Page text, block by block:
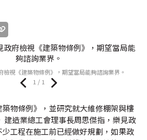
檢視《建築物條例》，期望當局能夠諮詢業界。
1 / 1
物條例》，並研究就大維修棚架與樓
建造業總工會理事長周思傑指，樂見政
工程在施工前已經做好規劃，如果政